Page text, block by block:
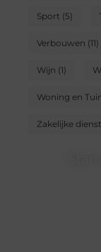
Sport (5)
Verbouwen (11)
Wijn (1)
Woning en
Zakelijke